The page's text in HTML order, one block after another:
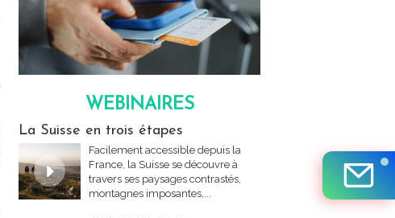
WEBINAIRES
La Suisse en trois étapes
Facilement accessible depuis la
France, la Suisse se découvre à
travers ses paysages contrastés,
montagnes imposantes,...